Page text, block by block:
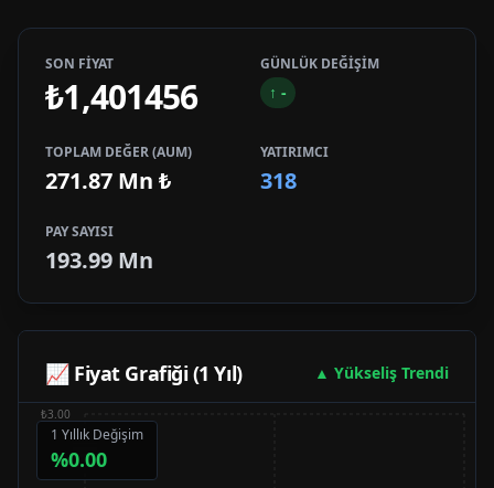
SON FİYAT
₺1,401456
GÜNLÜK DEĞİŞİM
↑ -
TOPLAM DEĞER (AUM)
271.87 Mn ₺
YATIRIMCI
318
PAY SAYISI
193.99 Mn
📈 Fiyat Grafiği (1 Yıl) ▲ Yükseliş Trendi
1 Yıllık Değişim
%0.00
₺3.00